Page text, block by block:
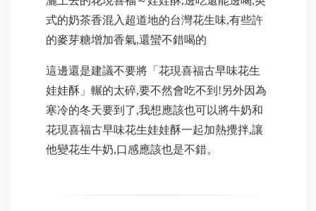
式的奶茶香混入超道地的台灣花生味,有些許
的麥芽糖增加香氣,還蠻不錯喝的
這邊還是建議不要將「花現喜福古早味花生
娃娃酥」輾的太碎,要不然會吃不到!另外因為
寒冷的冬天要到了,我想應該也可以將牛奶和
花現喜福古早味花生娃娃酥一起加熱攪拌,讓
他變花生牛奶,口感應該也是不錯。